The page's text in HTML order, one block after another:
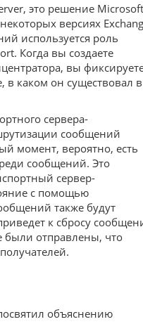
это решение Microsoft
версиях
используется роль
Когда вы создаете
вы
в каком он существовал в
сервера-
сообщений
момент, вероятно, есть
сообщений. Это
сервер-
с помощью
также будут
к сбросу
были отправлены, что
объяснению